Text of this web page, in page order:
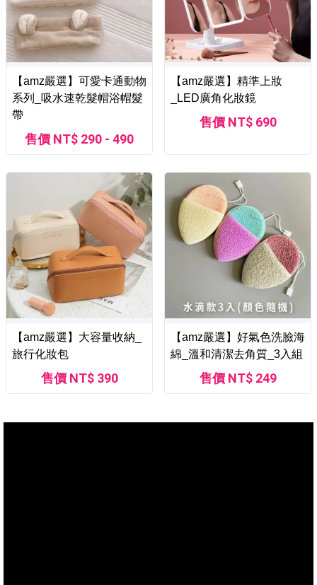
【amz嚴選】可愛卡通動物
系列_吸水速乾髮帽浴帽髮
帶
售價 NT$ 290 - 490
【amz嚴選】精準上妝
_LED廣角化妝鏡
售價 NT$ 690
【amz嚴選】大容量收納_
旅行化妝包
售價 NT$ 390
【amz嚴選】好氣色洗臉海
綿_溫和清潔去角質_3入組
售價 NT$ 249